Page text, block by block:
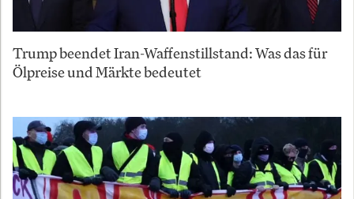
Trump beendet Iran-Waffenstillstand: Was das für
Ölpreise und Märkte bedeutet